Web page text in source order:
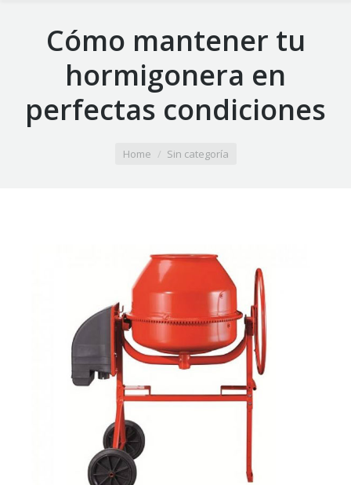
Cómo mantener tu
hormigonera en
perfectas condiciones
Home Sin categoría